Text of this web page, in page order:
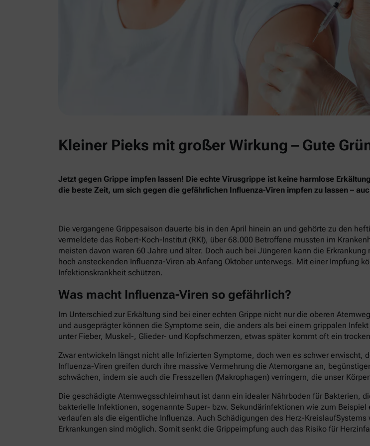
Kleiner Pieks mit großer Wirkung – Gute
Jetzt gegen Grippe impfen lassen! Die echte Virusgrippe ist keine harmlose
die beste Zeit, um sich gegen die gefährlichen Influenza-Viren impfen zu lassen –
Die vergangene Grippesaison dauerte bis in den April hinein an und gehörte zu den
vermeldete das Robert-Koch-Institut (RKI), über 68.000 Betroffene mussten im
meisten davon waren 60 Jahre und älter. Doch auch bei Jüngeren kann die
hoch ansteckenden Influenza-Viren ab Anfang Oktober unterwegs. Mit einer Impfung
Infektionskrankheit schützen.
Was macht Influenza-Viren so gefährlich?
Im Unterschied zur Erkältung sind bei einer echten Grippe nicht nur die oberen
und ausgeprägter können die Symptome sein, die anders als bei einem grippalen
unter Fieber, Muskel-, Glieder- und Kopfschmerzen, etwas später kommt oft ein
Zwar entwickeln längst nicht alle Infizierten Symptome, doch wen es schwer erwischt,
Influenza-Viren greifen durch ihre massive Vermehrung die Atemorgane an,
schwächen, indem sie auch die Fresszellen (Makrophagen) verringern, die unser
Die geschädigte Atemwegsschleimhaut ist dann ein idealer Nährboden für Bakterien,
bakterielle Infektionen, sogenannte Super- bzw. Sekundärinfektionen wie zum
verlaufen als die eigentliche Influenza. Auch Schädigungen des Herz-
Erkrankungen sind möglich. Somit senkt die Grippeimpfung auch das Risiko für